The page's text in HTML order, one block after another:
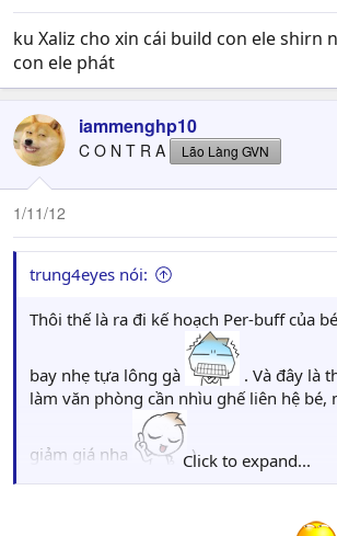
ku Xaliz cho xin cái build con ele shirn
con ele phát
iammenghp10
C O N T R A Lão Làng GVN
1/11/12
trung4eyes nói:
Thôi thế là ra đi kế hoạch Per-buff của
bay nhẹ tựa lông gà
. Và đây là
làm văn phòng cần nhìu ghế liên hệ bé,
giảm giá nha )
Click to expand...